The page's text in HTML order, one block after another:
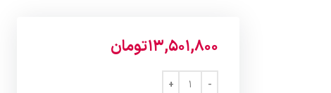
13,501,800تومان